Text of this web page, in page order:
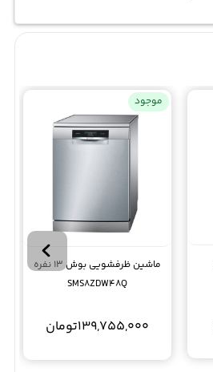
موجود
ماشین ظرفشویی بوش 13 نفره
SMS8ZDW48Q
139,755,000تومان